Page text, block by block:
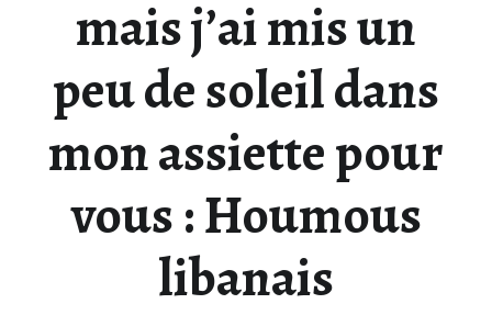
mais j’ai mis un
peu de soleil dans
mon assiette pour
vous : Houmous
libanais